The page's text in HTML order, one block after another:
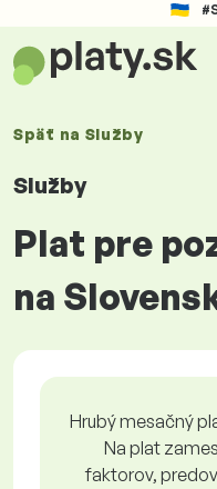
Späť na Služby
Služby
Plat pre
na
Hrubý mesačný
Na plat
faktorov,